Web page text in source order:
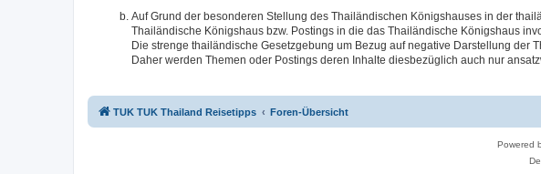
Auf Grund der besonderen Stellung des Thailändischen Königshauses in der
Thailändische Königshaus bzw. Postings in die das Thailändische Königshaus
Die strenge thailändische Gesetzgebung um Bezug auf negative Darstellung der
Daher werden Themen oder Postings deren Inhalte diesbezüglich auch nur
TUK TUK Thailand Reisetipps Foren-Übersicht
Powered